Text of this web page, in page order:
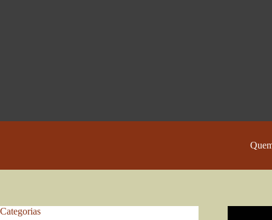
Categorias